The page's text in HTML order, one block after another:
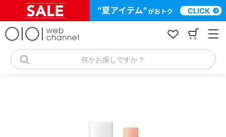
何かお探しですか？